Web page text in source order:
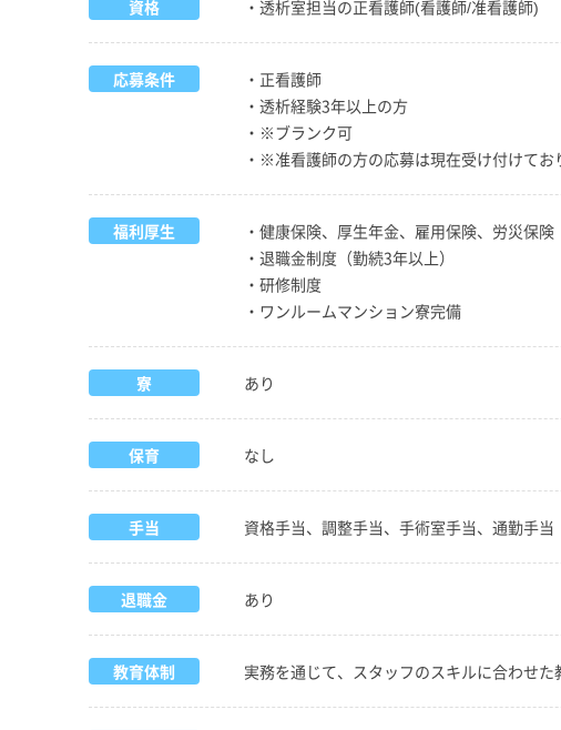
資格 ・透析室担当の正看護師(看護師/准看護師)
応募条件
・正看護師
・透析経験3年以上の方
・※ブランク可
・※准看護師の方の応募は現在受け付けてお
福利厚生
・健康保険、厚生年金、雇用保険、労災保険
・退職金制度（勤続3年以上）
・研修制度
・ワンルームマンション寮完備
寮 あり
保育 なし
手当 資格手当、調整手当、手術室手当、通勤手当
退職金 あり
教育体制 実務を通じて、スタッフのスキルに合わせ